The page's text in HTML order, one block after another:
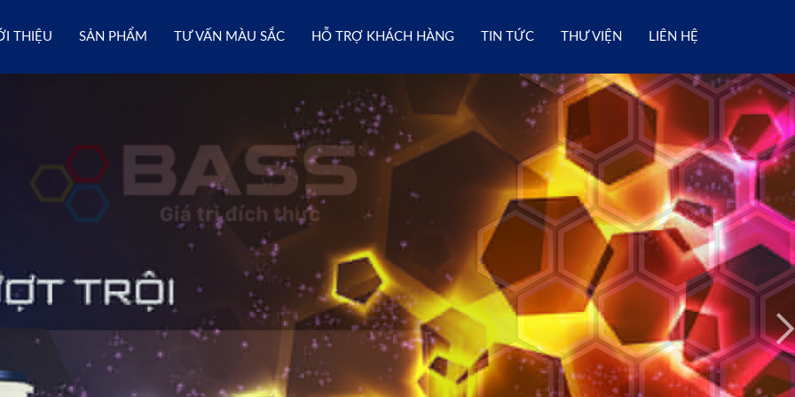
THIỆU SẢN PHẨM TƯ VẤN MÀU SẮC HỖ TRỢ KHÁCH HÀNG TIN TỨC THƯ VIỆN LIÊN HỆ